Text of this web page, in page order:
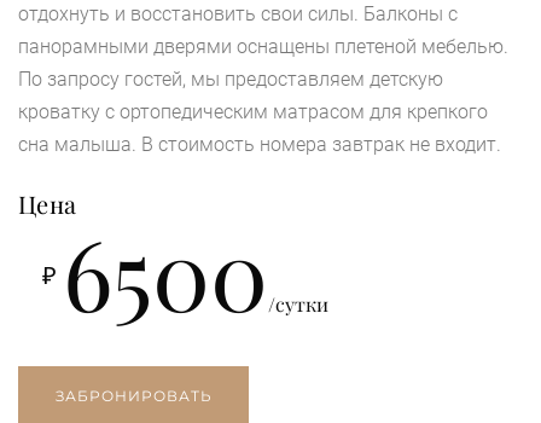
отдохнуть и восстановить свои силы. Балконы с
панорамными дверями оснащены плетеной мебелью.
По запросу гостей, мы предоставляем детскую
кроватку с ортопедическим матрасом для крепкого
сна малыша. В стоимость номера завтрак не входит.
Цена
₽ 6500 /сутки
ЗАБРОНИРОВАТЬ